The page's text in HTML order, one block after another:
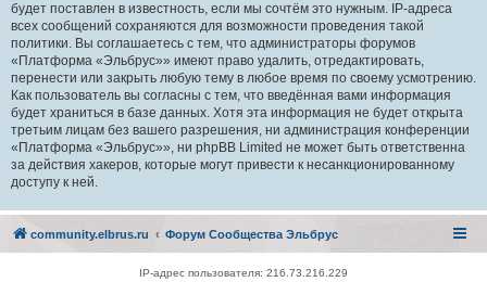
будет поставлен в известность, если мы сочтём это нужным. IP-адреса
всех сообщений сохраняются для возможности проведения такой
политики. Вы соглашаетесь с тем, что администраторы форумов
«Платформа «Эльбрус»» имеют право удалить, отредактировать,
перенести или закрыть любую тему в любое время по своему усмотрению.
Как пользователь вы согласны с тем, что введённая вами информация
будет храниться в базе данных. Хотя эта информация не будет открыта
третьим лицам без вашего разрешения, ни администрация конференции
«Платформа «Эльбрус»», ни phpBB Limited не может быть ответственна
за действия хакеров, которые могут привести к несанкционированному
доступу к ней.
community.elbrus.ru Форум Сообщества Эльбрус
IP-адрес пользователя: 216.73.216.229